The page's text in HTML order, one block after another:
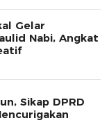
Gelar
Nabi, Angkat
Sikap DPRD